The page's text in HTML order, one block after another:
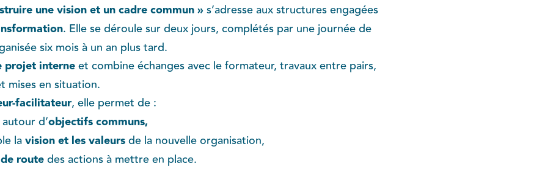
une vision et un cadre commun »s’adresse aux structures engagées
. Elle se déroule sur deux jours, complétés par une journée de
six mois à un an plus tard.
projet interneet combine échanges avec le formateur, travaux entre pairs,
mises en situation.
facilitateur, elle permet de :
d’objectifs communs,
lavision et les valeursde la nouvelle organisation,
routedes actions à mettre en place.